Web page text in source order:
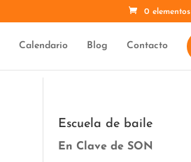
0 elementos
Calendario Blog Contacto
Escuela de baile
En Clave de SON